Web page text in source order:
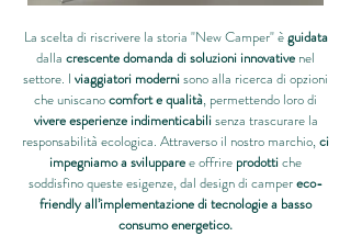
La scelta di riscrivere la storia "New Camper" èguidata
dalla crescente domanda di soluzioni innovative nel
settore. I viaggiatori modernisono alla ricerca di opzioni
che uniscanocomfort e qualità, permettendo loro di
vivere esperienze indimenticabilisenza trascurare la
responsabilità ecologica. Attraverso il nostro marchio,ci
impegniamo a svilupparee offrire prodottiche
soddisfino queste esigenze, dal design di campereco-
friendlyall’implementazione di tecnologie a basso
consumo energetico.